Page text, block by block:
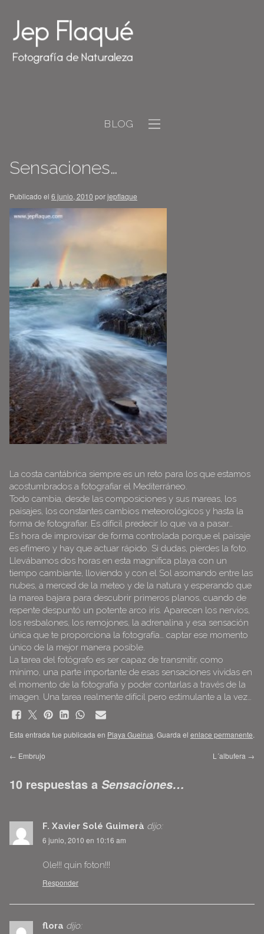
BLOG
Sensaciones…
Publicado el 6 junio, 2010 porjepflaque
La costa cantábrica siempre es un reto para los que estamos
acostumbrados a fotografiar el Mediterráneo.
Todo cambia, desde las composiciones y sus mareas, los
paisajes, los constantes cambios meteorológicos y hasta la
forma de fotografiar. Es difícil predecir lo que va a pasar…
Es hora de improvisar de forma controlada porque el paisaje
es efímero y hay que actuar rápido. Si dudas, pierdes la foto.
Llevábamos dos horas en esta magnífica playa con un
tiempo cambiante, lloviendo y con el Sol asomando entre las
nubes, a merced de la meteo y de la natura y esperando que
la marea bajara para descubrir primeros planos, cuando de
repente despuntó un potente arco iris. Aparecen los nervios,
los resbalones, los remojones, la adrenalina y esa sensación
única que te proporciona la fotografía… captar ese momento
único de la mejor manera posible.
La tarea del fotógrafo es ser capaz de transmitir, como
mínimo, una parte importante de esas sensaciones vividas en
el momento de la fotografía y poder contarlas a través de la
imagen. Una tarea realmente difícil pero estimulante a la vez…
Esta entrada fue publicada en Playa Gueirua. Guarda el enlace permanente.
← Embrujo L´albufera →
10 respuestas a Sensaciones…
F. Xavier Solé Guimerà dijo:
6 junio, 2010 en 10:16 am
Ole!!! quin foton!!!
Responder
flora dijo: